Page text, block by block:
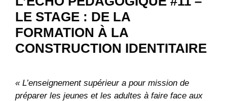
LE STAGE : DE LA
FORMATION À LA
CONSTRUCTION IDENTITAIRE
« L’enseignement supérieur a pour mission de
préparer les jeunes et les adultes à faire face aux